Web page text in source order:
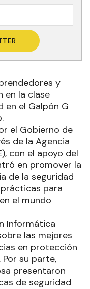
y
en la clase
en el Galpón G
el Gobierno de
de la Agencia
con el apoyo del
en promover la
de la seguridad
para
el mundo
Informática
las mejores
en protección
su parte,
presentaron
de seguridad